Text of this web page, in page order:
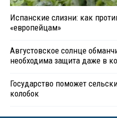
Испанские слизни: как
«европейцам»
Августовское солнце
необходима защита даже в
Государство поможет
колобок